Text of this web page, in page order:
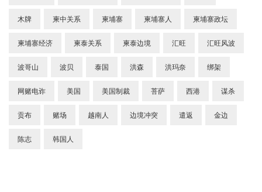
木牌 柬中关系 柬埔寨 柬埔寨人 柬埔寨政坛
柬埔寨经济 柬泰关系 柬泰边境 汇旺 汇旺风波
波哥山 波贝 泰国 洪森 洪玛奈 绑架
网赌电诈 美国 美国制裁 菩萨 西港 谋杀
贡布 赌场 越南人 边境冲突 遣返 金边
陈志 韩国人